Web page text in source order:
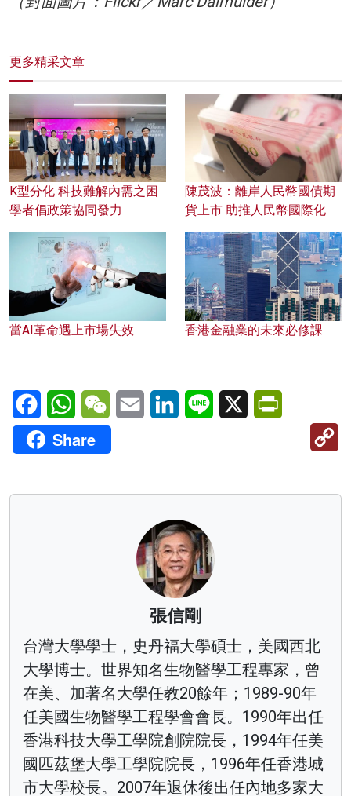
更多精采文章
K型分化 科技難解內需之困
學者倡政策協同發力
陳茂波：離岸人民幣國債期
貨上市 助推人民幣國際化
當AI革命遇上市場失效 香港金融業的未來必修課
FacebookWhatsAppWeChatEmail LinkedInLine X
Share
張信剛
台灣大學學士，史丹福大學碩士，美國西北
大學博士。世界知名生物醫學工程專家，曾
在美、加著名大學任教20餘年；1989-90年
任美國生物醫學工程學會會長。1990年出任
香港科技大學工學院創院院長，1994年任美
國匹茲堡大學工學院院長，1996年任香港城
市大學校長。2007年退休後出任內地多家大